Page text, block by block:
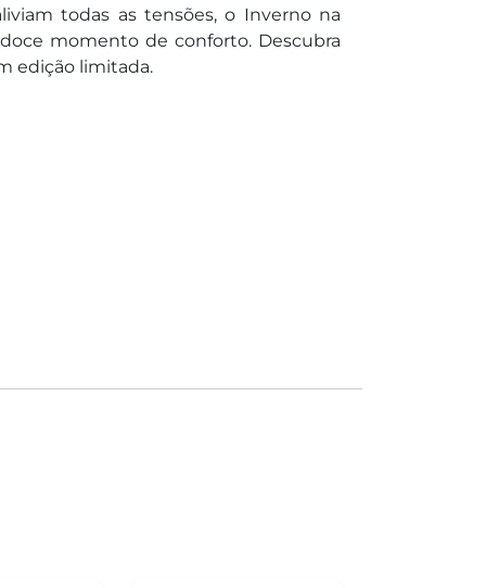
todas as tensões, o Inverno na
momento de conforto. Descubra
edição limitada.